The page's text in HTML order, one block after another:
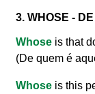
3. WHOSE -
Whose is that
(De quem é
Whose is this